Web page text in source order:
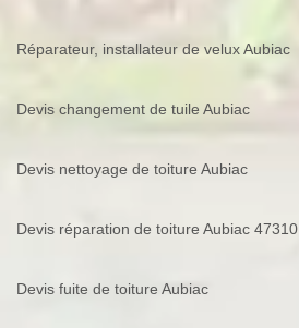
Réparateur, installateur de velux Aubiac
Devis changement de tuile Aubiac
Devis nettoyage de toiture Aubiac
Devis réparation de toiture Aubiac 47310
Devis fuite de toiture Aubiac